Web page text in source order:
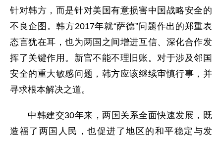
针对韩方，而是针对美国有意损害中国战略安全的
不良企图。韩方2017年就“萨德”问题作出的郑重表
态言犹在耳，也为两国之间增进互信、深化合作发
挥了关键作用。新官不能不理旧账。对于涉及邻国
安全的重大敏感问题，韩方应该继续审慎行事，并
寻求根本解决之道。
中韩建交30年来，两国关系全面快速发展，既
造福了两国人民，也促进了地区的和平稳定与发